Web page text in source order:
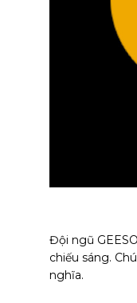
Đội ngũ
chiếu sáng.
nghĩa.